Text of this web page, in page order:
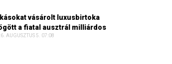
vásárolt luxusbirtoka
a fiatal ausztrál milliárdos
AUGUSZTUS 5. 07:08